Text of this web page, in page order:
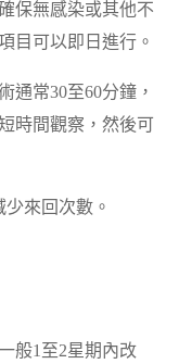
保無感染或其他不
目可以即日進行。
通常30至60分鐘，
時間觀察，然後可
來回次數。
般1至2星期內改